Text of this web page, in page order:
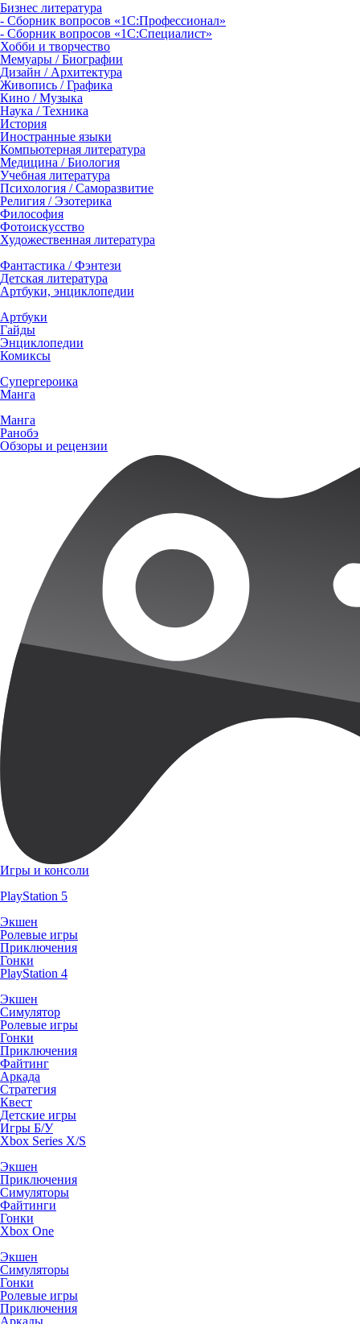
Бизнес литература
- Сборник вопросов «1С:Профессионал»
- Сборник вопросов «1С:Специалист»
Хобби и творчество
Мемуары / Биографии
Дизайн / Архитектура
Живопись / Графика
Кино / Музыка
Наука / Техника
История
Иностранные языки
Компьютерная литература
Медицина / Биология
Учебная литература
Психология / Саморазвитие
Религия / Эзотерика
Философия
Фотоискусство
Художественная литература
Фантастика / Фэнтези
Детская литература
Артбуки, энциклопедии
Артбуки
Гайды
Энциклопедии
Комиксы
Супергероика
Манга
Манга
Ранобэ
Обзоры и рецензии
Игры и консоли
PlayStation 5
Экшен
Ролевые игры
Приключения
Гонки
PlayStation 4
Экшен
Симулятор
Ролевые игры
Гонки
Приключения
Файтинг
Аркада
Стратегия
Квест
Детские игры
Игры Б/У
Xbox Series X/S
Экшен
Приключения
Симуляторы
Файтинги
Гонки
Xbox One
Экшен
Симуляторы
Гонки
Ролевые игры
Приключения
Аркады